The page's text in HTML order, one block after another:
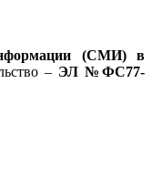
информации (СМИ) в
– ЭЛ №ФС77-